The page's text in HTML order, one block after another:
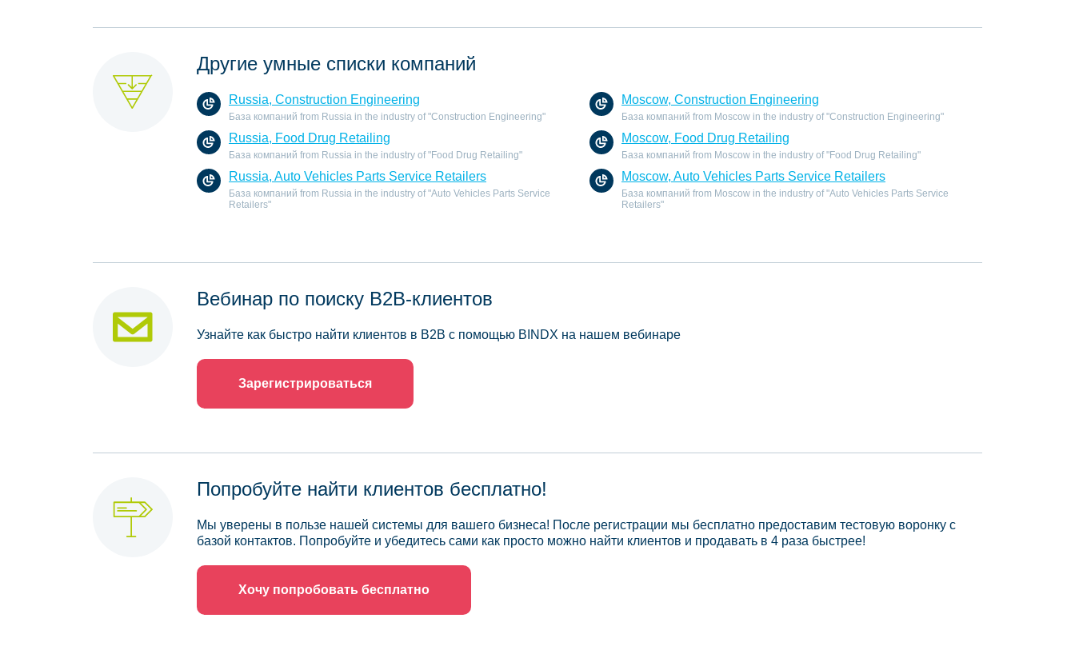
Другие умные списки компаний
Russia, Construction Engineering
База компаний from Russia in the industry of "Construction Engineering"
Moscow, Construction Engineering
База компаний from Moscow in the industry of "Construction Engineering"
Russia, Food Drug Retailing
База компаний from Russia in the industry of "Food Drug Retailing"
Moscow, Food Drug Retailing
База компаний from Moscow in the industry of "Food Drug Retailing"
Russia, Auto Vehicles Parts Service Retailers
База компаний from Russia in the industry of "Auto Vehicles Parts Service
Retailers"
Moscow, Auto Vehicles Parts Service Retailers
База компаний from Moscow in the industry of "Auto Vehicles Parts Service
Retailers"
Вебинар по поиску B2B-клиентов
Узнайте как быстро найти клиентов в B2B с помощью BINDX на нашем вебинаре
Зарегистрироваться
Попробуйте найти клиентов бесплатно!
Мы уверены в пользе нашей системы для вашего бизнеса! После регистрации мы бесплатно предоставим тестовую воронку с
базой контактов. Попробуйте и убедитесь сами как просто можно найти клиентов и продавать в 4 раза быстрее!
Хочу попробовать бесплатно